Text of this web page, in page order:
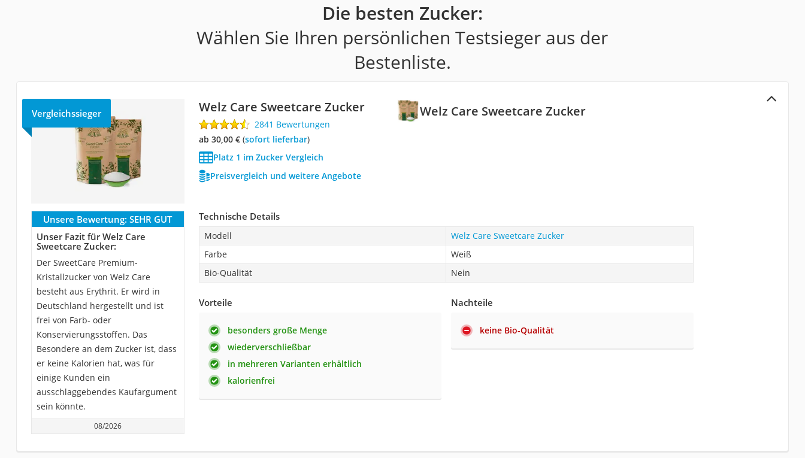
Die besten Zucker:
Wählen Sie Ihren persönlichen Testsieger aus der
Bestenliste.
Welz Care Sweetcare Zucker
Vergleichssieger Welz Care Sweetcare Zucker
2841 Bewertungen
ab 30,00 €( Sofort lieferbar)
Platz 1 im Zucker Vergleich
Preisvergleich und weitere Angebote
Unsere Bewertung: SEHR GUT
Unser Fazit für Welz Care
Sweetcare Zucker:
Der SweetCare Premium-
Kristallzucker von Welz Care
besteht aus Erythrit. Er wird in
Deutschland hergestellt und ist
frei von Farb- oder
Konservierungsstoffen. Das
Besondere an dem Zucker ist, dass
er keine Kalorien hat, was für
einige Kunden ein
ausschlaggebendes Kaufargument
sein könnte.
08/2026
Technische Details
Modell
Welz Care Sweetcare Zucker
Farbe
Weiß
Bio-Qualität
Nein
Vorteile
besonders große Menge
wiederverschließbar
in mehreren Varianten erhältlich
kalorienfrei
Nachteile
keine Bio-Qualität